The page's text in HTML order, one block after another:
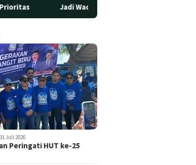
Jadi Wadah Silaturahmi dan Bertukar Pengetahuan,
31 Juli 2026
Peringati HUT ke-25